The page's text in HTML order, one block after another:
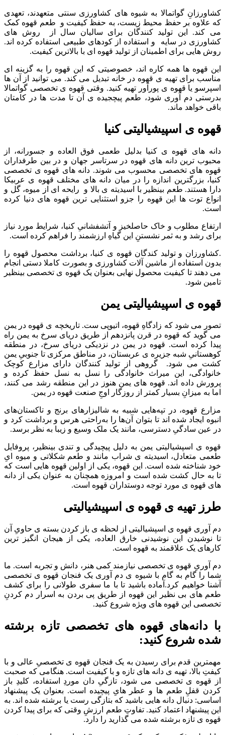
کشاورزانِ گواتمالا به شیوه های کشاورزی سنتی متعهدند، تعهدی
که علاوه بر حفظ محیط زیست، به حفظ کیفیت و طعم قهوه کمک
می کند. این تولید کنندگان برای سالیان سال از روش های
کشاورزی در سایه و استفاده از کودهای طبیعی استفاده کرده اند.
روش هایی برای اطمینان از تولید قهوه ای با بالاترین کیفیت.
این قهوه ها همه کاره اند، خصوصیتی که این قهوه را به گزینه ای
مناسب برای تهیه ی قهوه در خانه تبدیل می کند. می توانید از آن ها
اسپرسو یا قهوه ی پورآور تهیه کنید. وقتی قهوه ی تخصصی گواتمالا
بدرستی دم آوری شود، طعم پیچجیده ی آن تا مدت ها در کامتان
باقی خواهد ماند.
قهوه ی اسپیشیالیتی کنیا
دانه های قهوه ی کنیا بدلیل طعمی فوق العاده و جسورانه، از
محبوب ترین دانه های قهوه در سرتاسر جهان و در بین طرفداران
قهوه های تخصصی محسوب می شوند. دانه های قهوه ی تخصصی
کنیا، بزرگترین اندازه را در میان دانه های مختلف قهوه ی عربیکا
دارا هستند. طعم بینظیر با اسیدیته ی بالا و رایحه ای از میوه، گل و
انواع توت ها این قهوه را جزو استثنایی ترین قهوه های دنیا کرده
است.
ارتفاع مطلوب و خاک حاصلخیز و آتشفشانیِ کنیا، شرایط مورد نیاز
برای رشد و به ثمر نشستنِ این گیاهِ ارزشمند را فراهم کرده است.
.کشاورزان و تولید کندگان قهوه ی کنیا، برداشت محصول قهوه را
بدون استفاده از ماشین آلات کشاورزی و بصورت کاملا دستی انجام
می دهند تا کیفیت محصول نهایی بعنوان یک قهوه ی تخصصی بینظیر
تامین شود.
قهوه ی اسپیشیالیتی یمن
تصور می شود که زادگاهِ قهوه، اتیوپی ست. تاریخچه ی قهوه در یمن
می گوید که قهوه در قرن پانزدهم از طریق دریای سرخ به یمن راه
پیدا کرده است. قهوه در یمن در نزدیکی دریای سرخ، در منطقه
کوهستانیِ شبه جزیره ی عربستان، در مناطق مرکزی تا جنوبیِ یمن
کشت می شود.
گروهی از تولید کنندگان دارای مزارع کوچک
خانوادگی، این میراث خانوادگی را نسل به نسل حفظ کرده و
پرورش داده اند. قهوه های یمن هنوز در این منطقه رشد می کنند،
اما به میزانِ بسیار کمتر از روزگار اوجِ صنعت قهوه در یمن.
مزارع قهوه، در تپه‌هایی شبیه به شالیزارهای برنج و تاکستان‌های
انبوه ایجاد شده اند تا بتوان آن‌ها را به‌راحتی هرس و برداشت کرد و
در عین سادگیِ دسترسی، مانند یک ملک وسیع و زیبا به نظر برسد.
قهوه ی اسپشیالیتی یمن به دلیل پیچیدگی و تندی بینظیر، پروفایل
طعمی متعادل، اسیدیته ی شراب مانند و طعم شکلاتی و میوه ایِ
خود شناخته شده است. این قهوه، یکی از اولین قهوه هایی است که
تا به حال کشت شده است و امروزه همچنان به عنوان یکی از دانه
های قهوه ی مورد توجه دوستداران قهوه است.
طرز تهیه ی قهوه ی اسپیشیالیتی
دم آوری قهوه ی اسپشیالیتی از لحظه ی باز کردن بسته ی حاویِ آن
تا نوشیدن این نوشیدنی خارق العاده، یکی از هیجان انگیز ترین
کارهای یک علاقمند به قهوه است.
دم آوریِ قهوه ی تخصصی نیازمند کمی هنر، دانش و تجربه است. ما
شما را گام به گام با شیوه ی دم آوری یک فنجان قهوه ی تخصصی
آشنا خواهیم کرد.آماده باشید تا با ما سفری طولانی را برای کشف
طعم های بی نظیر این قهوه از طریق پی بردن به اسرار دم کردنِ
تخصصی این قهوه های ویژه شروع کنید.
با دانه‌های قهوه های تخصصی تازه برشته
شده شروع کنید:
مهمترین قدم برای رسیدن به یک فنجان قهوه ی تخصصیِ عالی و با
کیفتِ بالا، تهیه ی دانه های تازه و با کیفیت است. هنگامی که صحبت
از قهوه ی تخصصی می شود، تازگیِ دان موردِ استفاده، کلیدِ باز
کردن قفلِ طعم ها و عطر هایِ پیچیده است. بعنوان یک پیشنهاد
اساسی: دنبال دانه هایی باشید که بتازگی رست یا برشته شده اند. به
این پیشنهاد اعتماد کنید. تفاوتِ طعم ارزشِ وقتی که برای پیدا کردن
قهوه ی تازه برشته شده می گذارید را دارد.